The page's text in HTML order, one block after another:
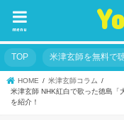
menu
TOP 米津玄師を無料で
HOME
米津玄師コラム
米津玄師 NHK紅白で歌った徳島「
を紹介！